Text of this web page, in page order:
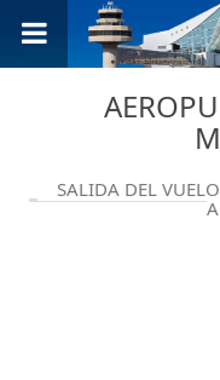
SALIDA DEL